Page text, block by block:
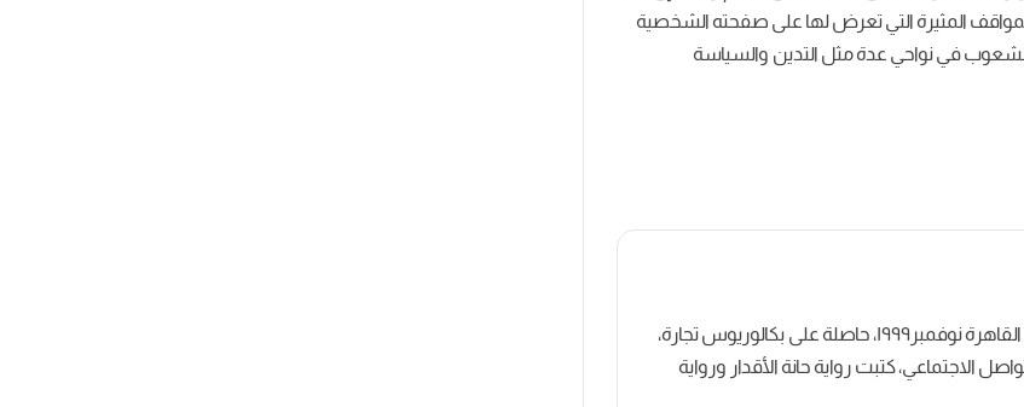
المثيرة التي تعرض لها على صفحته الشخصية
في نواحي عدة مثل التدين والسياسة
كاتبة روائية وصحفية مصرية مواليد القاهرة نوفمبر١٩٩٩، حاصلة على بكالوريوس تجارة،
الاجتماعي، كتبت رواية حانة الأقدار ورواية